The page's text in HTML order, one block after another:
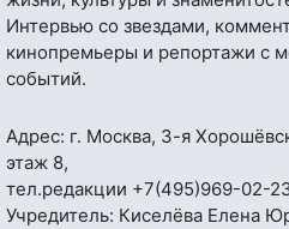
Интервью со звездами,
кинопремьеры и репортажи с
событий.
Адрес: г. Москва, 3-я
этаж 8,
тел.редакции +7(495)969-02-
Учредитель: Киселёва Елена